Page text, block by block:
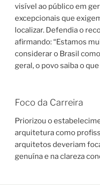
visível ao público em
excepcionais que
localizar. Defendia o
afirmando: “Estamos
considerar o Brasil
geral, o povo saiba o
Foco da Carreira
Priorizou o
arquitetura como
arquitetos deveriam
genuína e na clareza